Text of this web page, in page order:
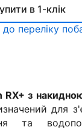
в 1-клік
переліку
RX+ з
для
та